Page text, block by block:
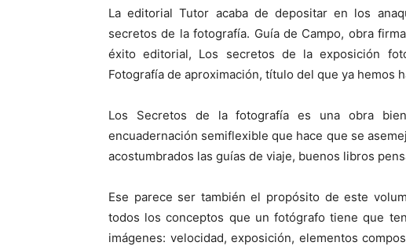
La editorial Tutor acaba de depositar en los
secretos de la fotografía. Guía de Campo, obra
éxito editorial, Los secretos de la exposición
Fotografía de aproximación, título del que ya hemos
Los Secretos de la fotografía es una obra
encuadernación semiflexible que hace que se
acostumbrados las guías de viaje, buenos libros
Ese parece ser también el propósito de este
todos los conceptos que un fotógrafo tiene que
imágenes: velocidad, exposición, elementos